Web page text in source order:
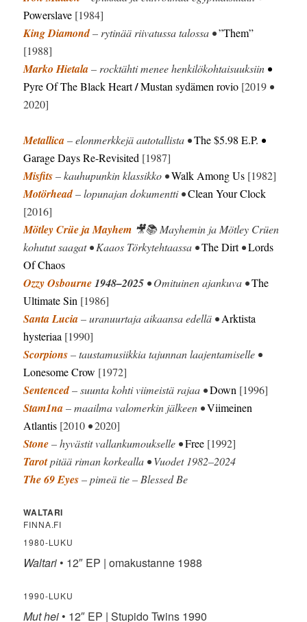
Powerslave [1984]
King Diamond– rytinää riivatussa talossa •”Them”
[1988]
Marko Hietala– rocktähti menee henkilökohtaisuuksiin •
Pyre Of The Black Heart/Mustan sydämen rovio [2019 •
2020]
Metallica– elonmerkkejä autotallista •The $5.98 E.P. •
Garage Days Re-Revisited [1987]
Misfits– kauhupunkin klassikko •Walk Among Us [1982]
Motörhead– lopunajan dokumentti •Clean Your Clock
[2016]
Mötley Crüe ja Mayhem 🎥📚 Mayhemin ja Mötley Crüen
kohutut saagat • Kaaos Törkytehtaassa •The Dirt•Lords
Of Chaos
Ozzy Osbourne1948–2025 • Omituinen ajankuva •The
Ultimate Sin [1986]
Santa Lucia– uranuurtaja aikaansa edellä •Arktista
hysteriaa [1990]
Scorpions– taustamusiikkia tajunnan laajentamiselle •
Lonesome Crow [1972]
Sentenced– suunta kohti viimeistä rajaa •Down [1996]
Stam1na– maailma valomerkin jälkeen •Viimeinen
Atlantis [2010 •2020]
Stone– hyvästit vallankumoukselle •Free [1992]
Tarotpitää riman korkealla • Vuodet 1982–2024
The 69 Eyes– pimeä tie – Blessed Be
WALTARI
FINNA.FI
1980-LUKU
Waltari • 12″ EP | omakustanne 1988
1990-LUKU
Mut hei • 12″ EP | Stupido Twins 1990